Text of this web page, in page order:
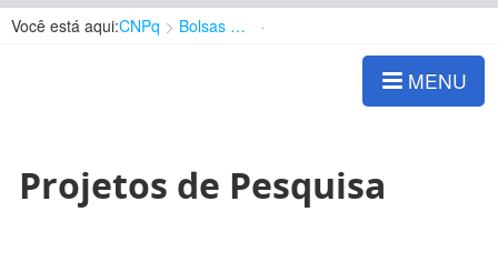
Você está aqui:CNPq Bolsas e Auxílios Vigentes
MENU
Projetos de Pesquisa